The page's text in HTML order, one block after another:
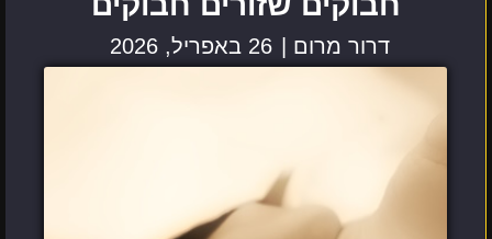
דרור מרום | 26 באפריל, 2026